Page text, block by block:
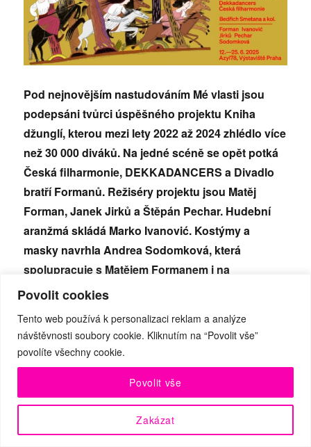
Povolit cookies
Tento web používá k personalizaci reklam a analýze
návštěvnosti soubory cookie. Kliknutím na “Povolit vše”
povolíte všechny cookie.
Zakázat
Povolit vše
Pod nejnovějším nastudováním Mé vlasti jsou
podepsáni tvůrci úspěšného projektu Kniha
džunglí, kterou mezi lety 2022 až 2024 zhlédlo více
než 30 000 diváků. Na jedné scéně se opět potká
Česká filharmonie, DEKKADANCERS a Divadlo
bratří Formanů. Režiséry projektu jsou Matěj
Forman, Janek Jirků a Štěpán Pechar. Hudební
aranžmá skládá Marko Ivanović. Kostýmy a
masky navrhla Andrea Sodomková, která
spolupracuje s Matějem Formanem i na
scénografii. Na multižánrovou scénickou
dostupných vstupenek. Premiéra se uskuteční 12.
června v Azylu78. Poté se projekt přesune na
festival Smetanova Litomyšl, kde byly jeho reprízy
vyprodány během dvou dní.
Má vlast se začala zkoušet na konci března 2025.